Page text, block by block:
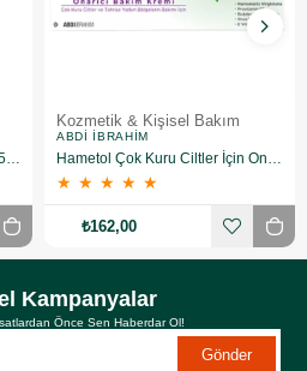
Kozmetik & Kişisel Bakım
ABDI İBRAHIM
★ ★ ★ ★ ★
₺162,00
Kampanyalar
Önce Sen Haberdar Ol!
Gönder